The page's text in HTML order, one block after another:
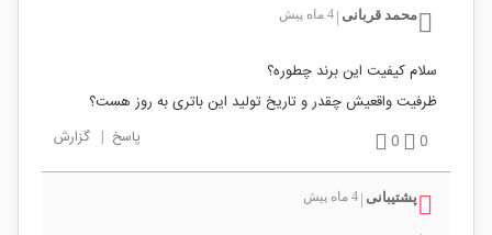
محمد قربانی 4 ماه پیش
سلام کیفیت این برند چطوره؟
ظرفیت واقعیش چقدر و تاریخ تولید این باتری به روز هست؟
0
0 پاسخ | گزارش
پشتیبانی 4 ماه پیش